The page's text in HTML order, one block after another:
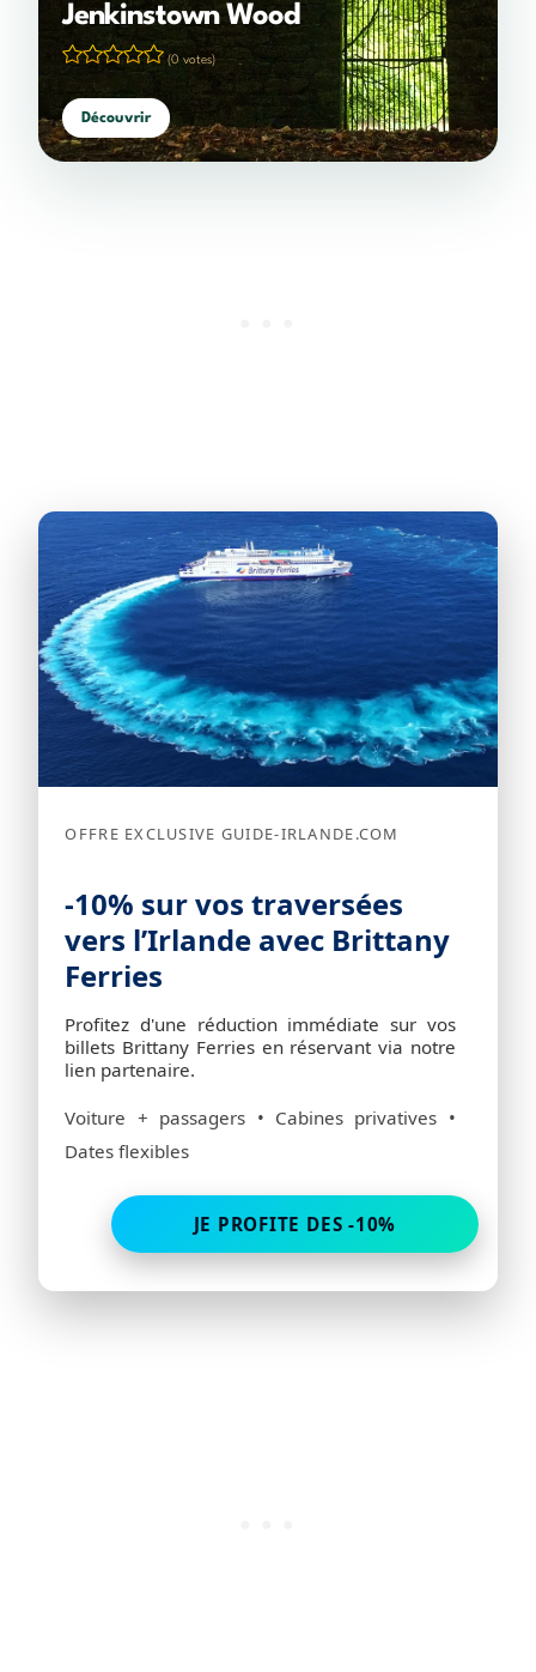
Jenkinstown Wood
(0 votes)
Découvrir
OFFRE EXCLUSIVE GUIDE-IRLANDE.COM
-10% sur vos traversées
vers l’Irlande avec Brittany
Ferries
Profitez d'une réduction immédiate sur vos
billets Brittany Ferries en réservant via notre
lien partenaire.
Voiture + passagers • Cabines privatives •
Dates flexibles
JE PROFITE DES -10%